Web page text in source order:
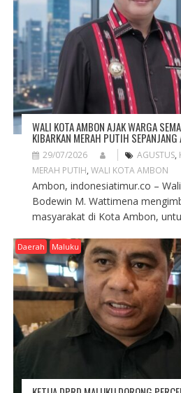
O
N
WALI KOTA AMBON AJAK WARGA
KIBARKAN MERAH PUTIH
29/07/2026 AGUSTUS,
MERAH PUTIH, WALI KOTA AMBON
Ambon, indonesiatimur.co –
Bodewin M. Wattimena
masyarakat di Kota Ambon,
Daerah Maluku